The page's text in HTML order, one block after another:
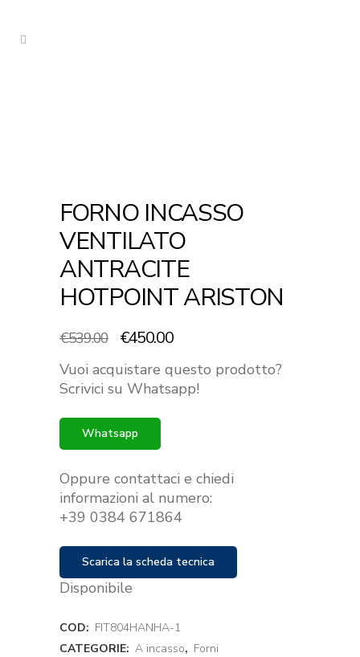
FORNO INCASSO
VENTILATO
ANTRACITE
HOTPOINT ARISTON
€539.00
Il
originale
era:
€539.00.
€450.00Il
attuale
è:
Vuoi acquistare questo prodotto?
Scrivici su Whatsapp!
Whatsapp
Oppure contattaci e chiedi
informazioni al numero:
+39 0384 671864
Scarica la scheda tecnica
Disponibile
COD: FIT804HANHA-1
CATEGORIE: A incasso, Forni